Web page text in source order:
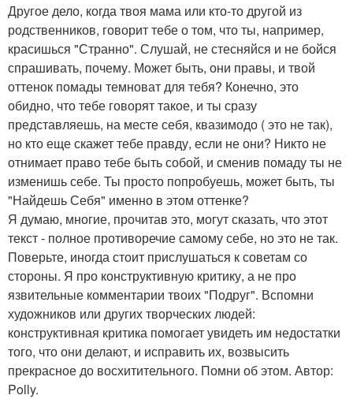
Другое дело, когда твоя мама или кто-то другой из
родственников, говорит тебе о том, что ты, например,
красишься "Странно". Слушай, не стесняйся и не бойся
спрашивать, почему. Может быть, они правы, и твой
оттенок помады темноват для тебя? Конечно, это
обидно, что тебе говорят такое, и ты сразу
представляешь, на месте себя, квазимодо ( это не так),
но кто еще скажет тебе правду, если не они? Никто не
отнимает право тебе быть собой, и сменив помаду ты не
изменишь себе. Ты просто попробуешь, может быть, ты
"Найдешь Себя" именно в этом оттенке?
Я думаю, многие, прочитав это, могут сказать, что этот
текст - полное противоречие самому себе, но это не так.
Поверьте, иногда стоит прислушаться к советам со
стороны. Я про конструктивную критику, а не про
язвительные комментарии твоих "Подруг". Вспомни
художников или других творческих людей:
конструктивная критика помогает увидеть им недостатки
того, что они делают, и исправить их, возвысить
прекрасное до восхитительного. Помни об этом. Автор:
Polly.